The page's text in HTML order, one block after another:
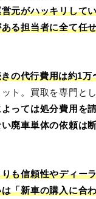
営元がハッキリして
る担当者に全て任
の代行費用は約1万
ト。買取を専門と
っては処分費用を
廃車単体の依頼は
も信頼性やディー
「新車の購入に合